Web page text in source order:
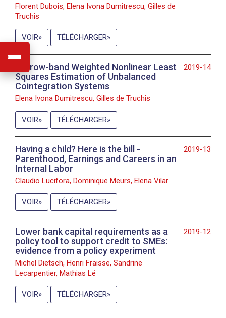
Florent Dubois, Elena Ivona Dumitrescu, Gilles de
Truchis
VOIR TÉLÉCHARGER
2019-14
Narrow-band Weighted Nonlinear Least
Squares Estimation of Unbalanced
Cointegration Systems
Elena Ivona Dumitrescu, Gilles de Truchis
VOIR TÉLÉCHARGER
2019-13
Having a child? Here is the bill -
Parenthood, Earnings and Careers in an
Internal Labor
Claudio Lucifora, Dominique Meurs, Elena Vilar
VOIR TÉLÉCHARGER
2019-12
Lower bank capital requirements as a
policy tool to support credit to SMEs:
evidence from a policy experiment
Michel Dietsch, Henri Fraisse, Sandrine
Lecarpentier, Mathias Lé
VOIR TÉLÉCHARGER